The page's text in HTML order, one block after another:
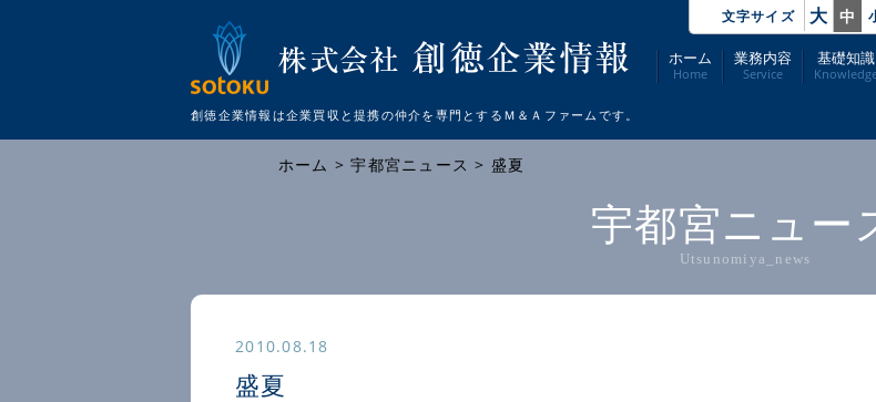
ホーム
Home
業務内容
Service
基礎知識
創徳企業情報は企業買収と提携の仲介を 専門とするＭ＆Ａファームです。
文字サイズ 大 中
ホーム >宇都宮ニュース > 盛夏
宇都宮ニュー
Utsunomiya_news
2010.08.18
盛夏